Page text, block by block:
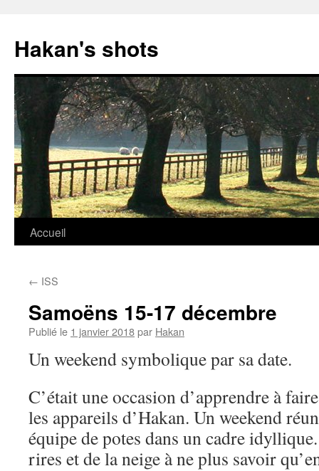
contenu
Hakan's shots
Accueil
← ISS
Samoëns 15-17 décembre
Publié le 1 janvier 2018par Hakan
Un weekend symbolique par sa date.
C’était une occasion d’apprendre à
les appareils d’Hakan. Un weekend
équipe de potes dans un cadre
rires et de la neige à ne plus savoir